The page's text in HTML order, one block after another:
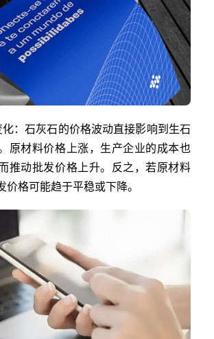
化：石灰石的价格波动直接影响到生石
原材料价格上涨，生产企业的成本也
推动批发价格上升。反之，若原材料
价格可能趋于平稳或下降。